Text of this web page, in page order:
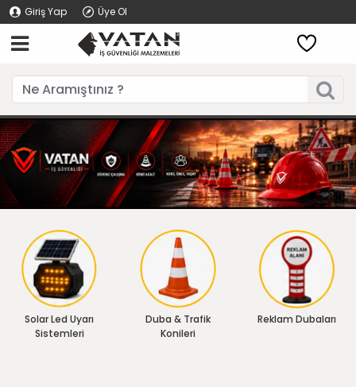
Giriş Yap Üye Ol
Solar Led Uyarı
Sistemleri
Duba & Trafik
Konileri
Reklam Dubaları